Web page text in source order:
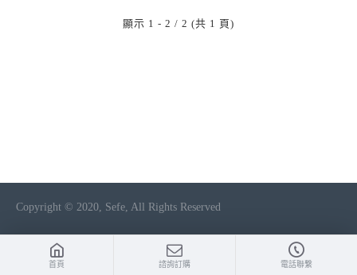
顯示 1 - 2 / 2 (共 1 頁)
Copyright © 2020, Sefe, All Rights Reserved
首頁 諮詢訂購 電話聯繫